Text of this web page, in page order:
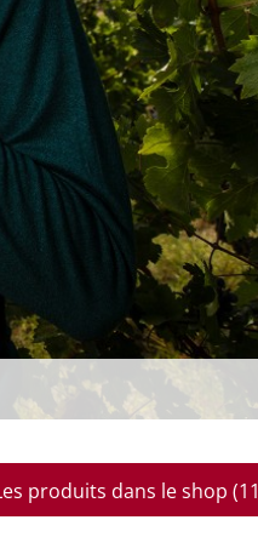
produits dans le shop